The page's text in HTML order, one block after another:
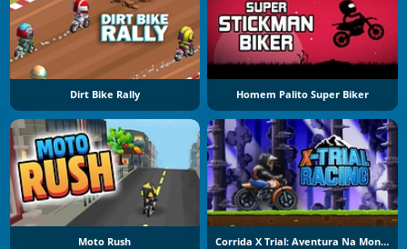
Dirt Bike Rally Homem Palito Super Biker
Moto Rush Corrida X Trial: Aventura Na Montanha